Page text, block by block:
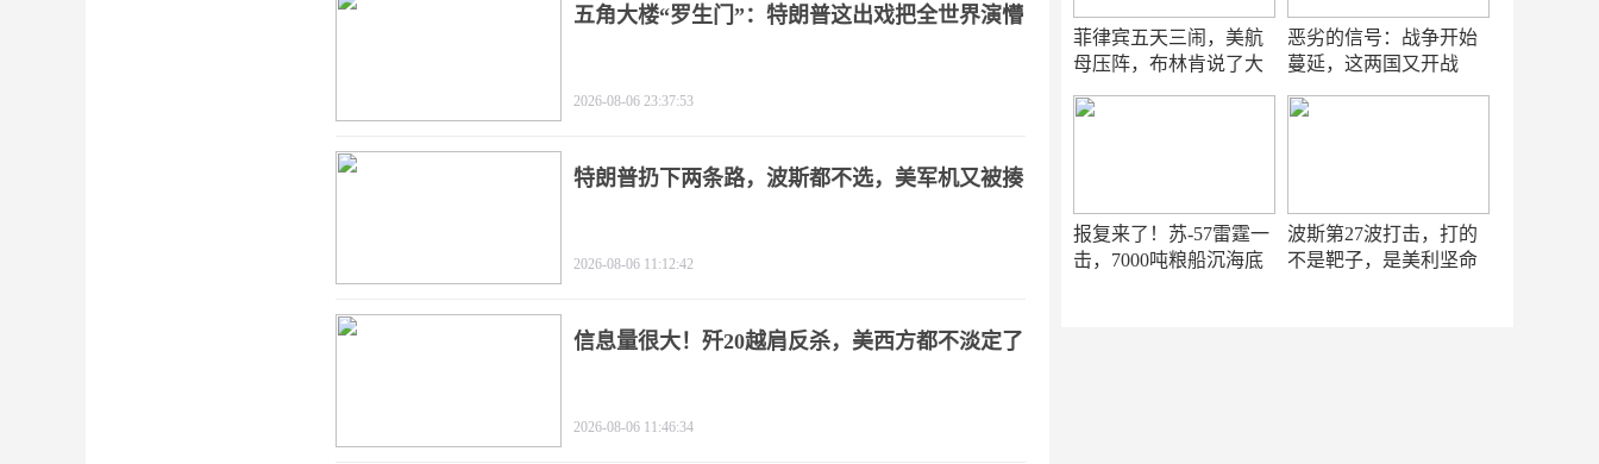
菲律宾五天三闹，美航
母压阵，布林肯说了大
恶劣的信号：战争开始
蔓延，这两国又开战
报复来了！苏-57雷霆一
击，7000吨粮船沉海底
波斯第27波打击，打的
不是靶子，是美利坚命
五角大楼“罗生门”：特朗普这出戏把全世界演懵
2026-08-06 23:37:53
特朗普扔下两条路，波斯都不选，美军机又被揍
2026-08-06 11:12:42
信息量很大！歼20越肩反杀，美西方都不淡定了
2026-08-06 11:46:34